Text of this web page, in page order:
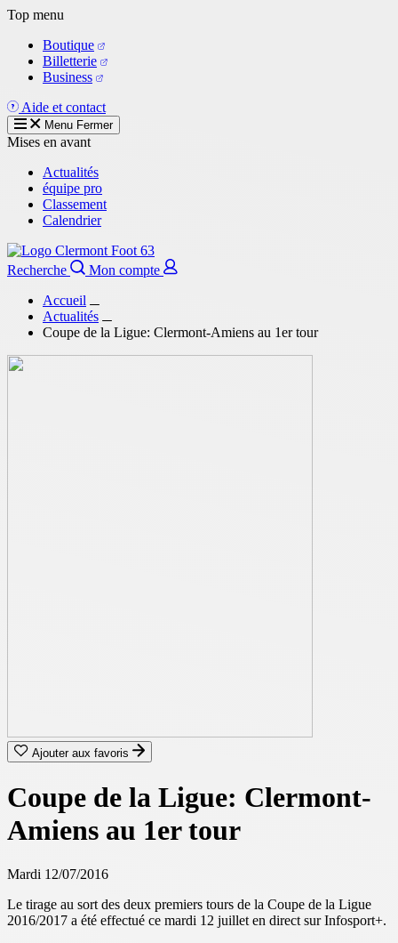
Aller
contenu
principal
Top menu
Boutique
Billetterie
Business
Aide et contact
Menu Fermer
Mises en avant
Actualités
équipe pro
Classement
Calendrier
Recherche
Mon compte
Accueil
Actualités
Coupe de la Ligue: Clermont-Amiens au 1er tour
Ajouter aux favoris
Coupe de la Ligue: Clermont-
Amiens au 1er tour
Mardi 12/07/2016
Le tirage au sort des deux premiers tours de la Coupe de la Ligue
2016/2017 a été effectué ce mardi 12 juillet en direct sur Infosport+.